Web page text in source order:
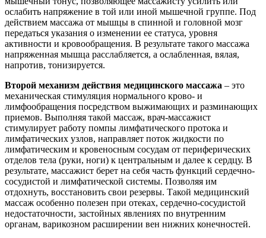
ослабить напряжение в той или иной мышечной группе. Под
действием массажа от мышцы в спинной и головной мозг
передаться указания о изменении ее статуса, уровня
активности и кровообращения. В результате такого массажа
напряженная мышца расслабляется, а ослабленная, вялая,
напротив, тонизируется.
Второй механизм действия медицинского массажа – это
механическая стимуляция нормального крово- и
лимфообращения посредством выжимающих и разминающих
приемов. Выполняя такой массаж, врач-массажист
стимулирует работу помпы лимфатического протока и
лимфатических узлов, направляет поток жидкости по
лимфатическим и кровеносным сосудам от периферических
отделов тела (руки, ноги) к центральным и далее к сердцу. В
результате, массажист берет на себя часть функций сердечно-
сосудистой и лимфатической системы. Позволяя им
отдохнуть, восстановить свои резервы. Такой медицинский
массаж особенно полезен при отеках, сердечно-сосудистой
недостаточности, застойных явлениях по внутренним
органам, варикозном расширении вен нижних конечностей.